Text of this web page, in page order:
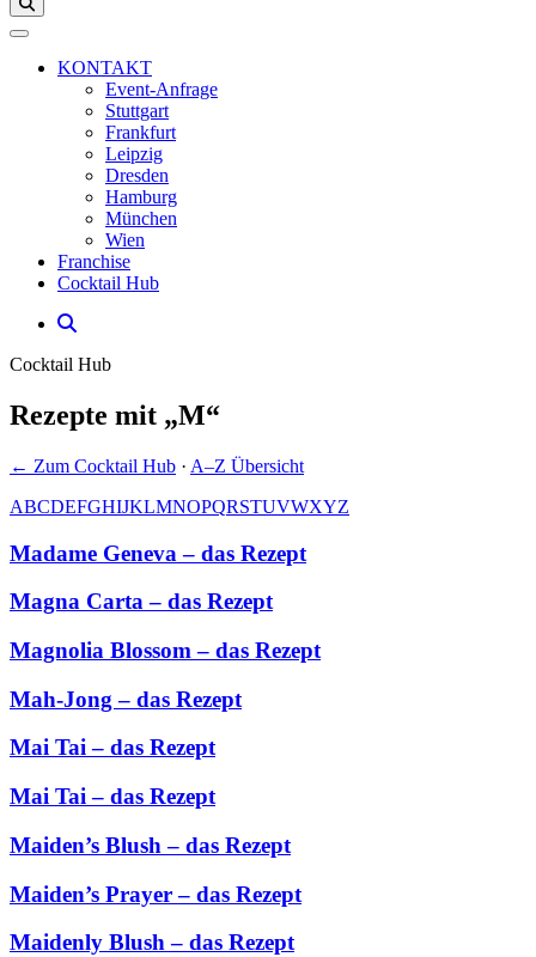
KONTAKT
Event-Anfrage
Stuttgart
Frankfurt
Leipzig
Dresden
Hamburg
München
Wien
Franchise
Cocktail Hub
Cocktail Hub
Rezepte mit „M“
← Zum Cocktail Hub · A–Z Übersicht
ABCDEFGHIJKLMNOPQRSTUVWXYZ
Madame Geneva – das Rezept
Magna Carta – das Rezept
Magnolia Blossom – das Rezept
Mah-Jong – das Rezept
Mai Tai – das Rezept
Mai Tai – das Rezept
Maiden’s Blush – das Rezept
Maiden’s Prayer – das Rezept
Maidenly Blush – das Rezept